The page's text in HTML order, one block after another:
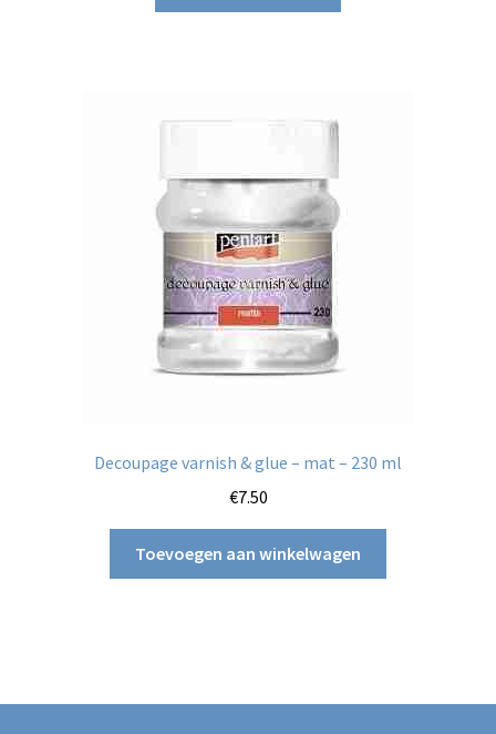
€4.25
Decoupage varnish & glue – mat – 230 ml
€7.50
Toevoegen aan winkelwagen